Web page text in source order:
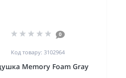
0
Код товару: 3102964
Memory Foam Gray